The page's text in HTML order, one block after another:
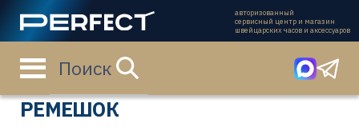
авторизованный
сервисный центр и магазин
швейцарских часов и аксессуаров
Поиск
Главная страница Каталог
РЕМЕШОК